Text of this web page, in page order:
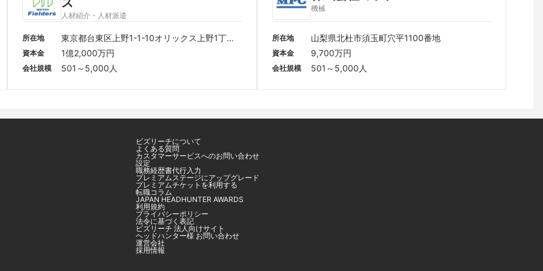
人材紹介・人材派遣
所在地
東京都台東区上野1-1-10オリックス上野1丁目
ビル
資本金 1億2,000万円
会社規模 501～5,000人
機械
所在地 山梨県北杜市須玉町穴平1100番地
資本金 9,700万円
会社規模 501～5,000人
ビズリーチについて
よくある質問
カスタマーサービスへのお問い合わせ
設定
職務経歴書代行入力
プレミアムステージにアップグレード
プレミアムチケットを利用する
転職コラム
JAPAN HEADHUNTER AWARDS
利用規約
プライバシーポリシー
法令に基づく表記
ビズリーチ 法人向けサイト
ヘッドハンター様 お問い合わせ
運営会社
採用情報